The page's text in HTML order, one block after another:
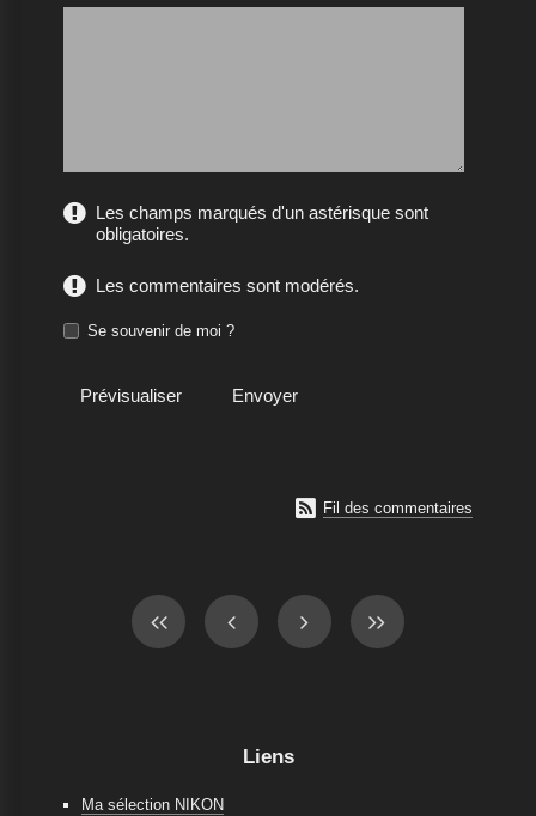
Les champs marqués d'un astérisque sont
obligatoires.
Les commentaires sont modérés.
Se souvenir de moi ?
 Fil des commentaires
Liens
Ma sélection NIKON